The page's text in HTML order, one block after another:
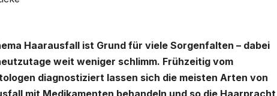
Haarausfall ist Grund für viele Sorgenfalten – dabei
weit weniger schlimm. Frühzeitig vom
diagnostiziert lassen sich die meisten Arten von
mit Medikamenten behandeln und so die Haarpracht